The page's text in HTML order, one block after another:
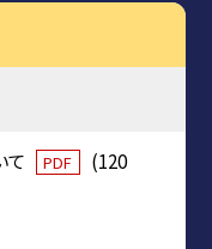
て PDF
(120